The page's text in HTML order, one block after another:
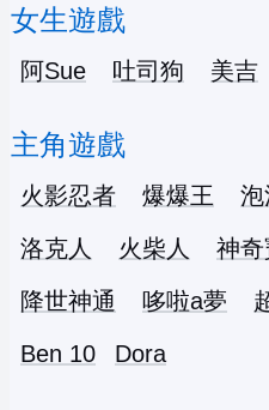
女生遊戲
阿Sue 吐司狗 美吉
主角遊戲
火影忍者 爆爆王 泡
洛克人
火柴人 神奇
降世神通
哆啦a夢
Ben 10
Dora